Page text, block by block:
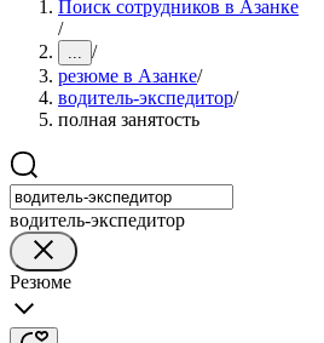
Поиск сотрудников в Азанке
/
... /
резюме в Азанке/
водитель-экспедитор/
полная занятость
водитель-экспедитор
Резюме